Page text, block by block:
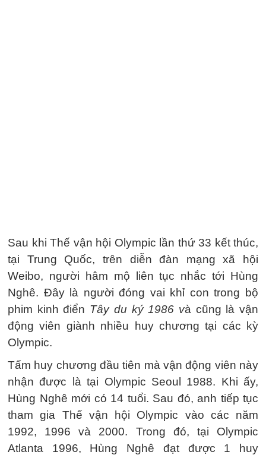
Sau khi Thế vận hội Olympic lần thứ 33 kết thúc,
tại Trung Quốc, trên diễn đàn mạng xã hội
Weibo, người hâm mộ liên tục nhắc tới Hùng
Nghê. Đây là người đóng vai khỉ con trong bộ
phim kinh điển Tây du ký 1986 và cũng là vận
động viên giành nhiều huy chương tại các kỳ
Olympic.
Tấm huy chương đầu tiên mà vận động viên này
nhận được là tại Olympic Seoul 1988. Khi ấy,
Hùng Nghê mới có 14 tuổi. Sau đó, anh tiếp tục
tham gia Thế vận hội Olympic vào các năm
1992, 1996 và 2000. Trong đó, tại Olympic
Atlanta 1996, Hùng Nghê đạt được 1 huy